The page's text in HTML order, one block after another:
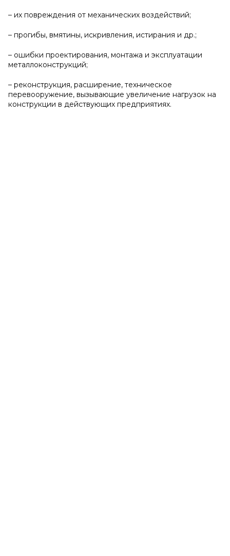
– их повреждения от механических воздействий;
– прогибы, вмятины, искривления, истирания и др.;
– ошибки проектирования, монтажа и эксплуатации
металлоконструкций;
– реконструкция, расширение, техническое
перевооружение, вызывающие увеличение нагрузок на
конструкции в действующих предприятиях.